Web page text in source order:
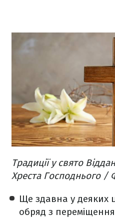
Традиції у свято
Хреста Господнього /
Ще здавна у деяких
обряд з